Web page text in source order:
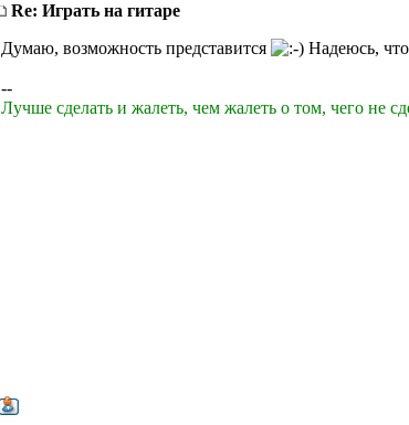
Re: Играть на гитаре
Думаю, возможность представится Надеюсь,
--
Лучше сделать и жалеть, чем жалеть о том, чего не